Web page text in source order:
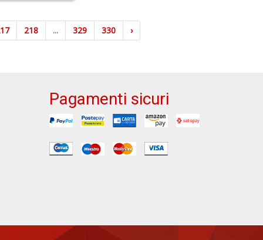
218 ... 329 330 ›
Pagamenti sicuri